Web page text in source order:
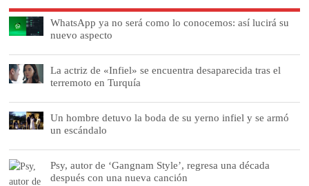
WhatsApp ya no será como lo conocemos: así lucirá su
nuevo aspecto
La actriz de «Infiel» se encuentra desaparecida tras el
terremoto en Turquía
Un hombre detuvo la boda de su yerno infiel y se armó
un escándalo
Psy, autor de ‘Gangnam Style’, regresa una década
después con una nueva canción